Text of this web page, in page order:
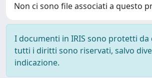
Non ci sono file associati a questo
I documenti in IRIS sono protetti
tutti i diritti sono riservati, salvo
indicazione.